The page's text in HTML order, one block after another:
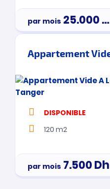
par mois 25.000Dh
DISPONIBLE
120 m2
par mois 7.500Dh